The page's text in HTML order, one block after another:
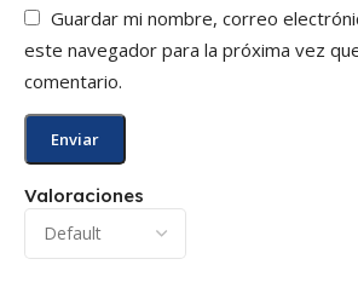
Valoraciones
Guardar mi nombre, correo
este navegador para la próxima vez
comentario.